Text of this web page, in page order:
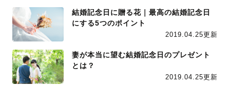
結婚記念日に贈る花｜最高の結婚記念日
にする5つのポイント
2019.04.25更新
妻が本当に望む結婚記念日のプレゼント
とは？
2019.04.25更新